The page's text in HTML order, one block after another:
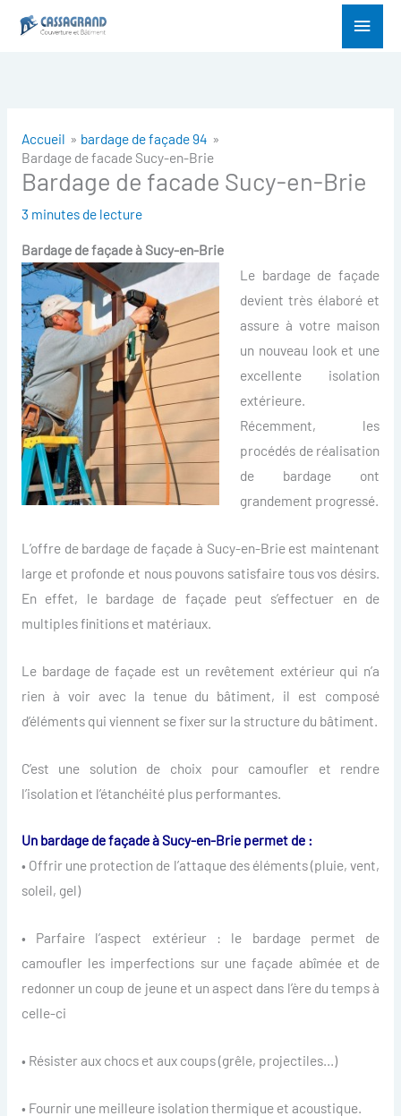
Menu
Accueil
bardage de façade 94
Bardage de facade Sucy-en-Brie
Bardage de facade Sucy-en-Brie
3 minutes de lecture
Bardage de façade à Sucy-en-Brie
Le bardage de façade
devient très élaboré et
assure à votre maison
un nouveau look et une
excellente isolation
extérieure.
Récemment, les
procédés de réalisation
de bardage ont
grandement progressé.
L’offre de bardage de façade à Sucy-en-Brie est maintenant
large et profonde et nous pouvons satisfaire tous vos désirs.
En effet, le bardage de façade peut s’effectuer en de
multiples finitions et matériaux.
Le bardage de façade est un revêtement extérieur qui n’a
rien à voir avec la tenue du bâtiment, il est composé
d’éléments qui viennent se fixer sur la structure du bâtiment.
C’est une solution de choix pour camoufler et rendre
l’isolation et l’étanchéité plus performantes.
Un bardage de façade à Sucy-en-Brie permet de :
• Offrir une protection de l’attaque des éléments (pluie, vent,
soleil, gel)
• Parfaire l’aspect extérieur : le bardage permet de
camoufler les imperfections sur une façade abîmée et de
redonner un coup de jeune et un aspect dans l’ère du temps à
celle-ci
• Résister aux chocs et aux coups (grêle, projectiles…)
• Fournir une meilleure isolation thermique et acoustique.